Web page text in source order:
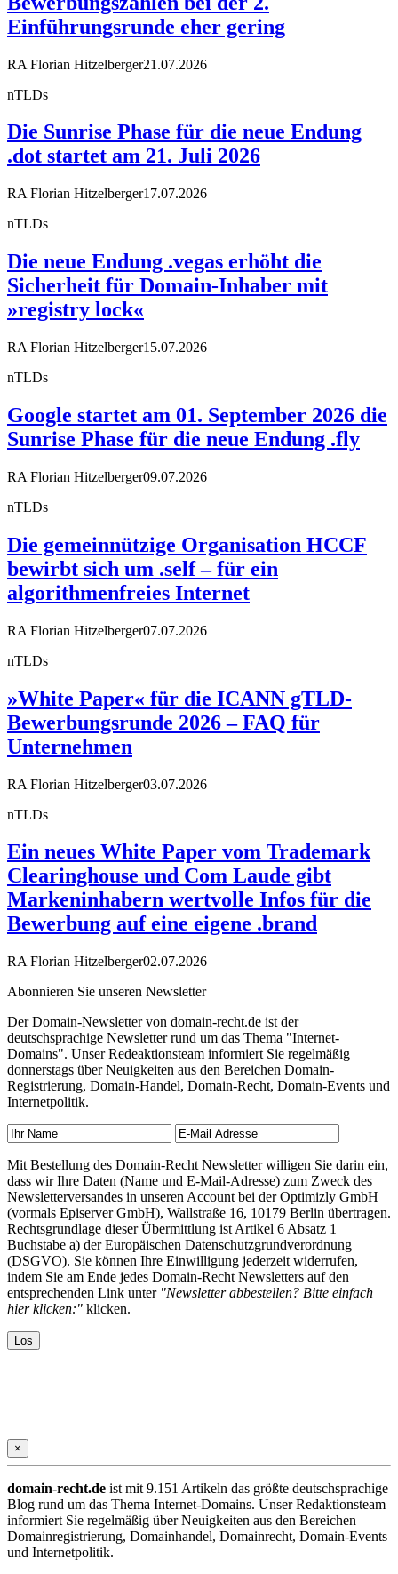
Einführungsrunde eher gering
RA Florian Hitzelberger21.07.2026
nTLDs
Die Sunrise Phase für die neue Endung
.dot startet am 21. Juli 2026
RA Florian Hitzelberger17.07.2026
nTLDs
Die neue Endung .vegas erhöht die
Sicherheit für Domain-Inhaber mit
»registry lock«
RA Florian Hitzelberger15.07.2026
nTLDs
Google startet am 01. September 2026 die
Sunrise Phase für die neue Endung .fly
RA Florian Hitzelberger09.07.2026
nTLDs
Die gemeinnützige Organisation HCCF
bewirbt sich um .self – für ein
algorithmenfreies Internet
RA Florian Hitzelberger07.07.2026
nTLDs
»White Paper« für die ICANN gTLD-
Bewerbungsrunde 2026 – FAQ für
Unternehmen
RA Florian Hitzelberger03.07.2026
nTLDs
Ein neues White Paper vom Trademark
Clearinghouse und Com Laude gibt
Markeninhabern wertvolle Infos für die
Bewerbung auf eine eigene .brand
RA Florian Hitzelberger02.07.2026
Abonnieren Sie unseren Newsletter
Der Domain-Newsletter von domain-recht.de ist der
deutschsprachige Newsletter rund um das Thema "Internet-
Domains". Unser Redeaktionsteam informiert Sie regelmäßig
donnerstags über Neuigkeiten aus den Bereichen Domain-
Registrierung, Domain-Handel, Domain-Recht, Domain-Events und
Internetpolitik.
Mit Bestellung des Domain-Recht Newsletter willigen Sie darin ein,
dass wir Ihre Daten (Name und E-Mail-Adresse) zum Zweck des
Newsletterversandes in unseren Account bei der Optimizly GmbH
(vormals Episerver GmbH), Wallstraße 16, 10179 Berlin übertragen.
Rechtsgrundlage dieser Übermittlung ist Artikel 6 Absatz 1
Buchstabe a) der Europäischen Datenschutzgrundverordnung
(DSGVO). Sie können Ihre Einwilligung jederzeit widerrufen,
indem Sie am Ende jedes Domain-Recht Newsletters auf den
entsprechenden Link unter "Newsletter abbestellen? Bitte einfach
hier klicken:" klicken.
×
domain-recht.de ist mit 9.151 Artikeln das größte deutschsprachige
Blog rund um das Thema Internet-Domains. Unser Redaktionsteam
informiert Sie regelmäßig über Neuigkeiten aus den Bereichen
Domainregistrierung, Domainhandel, Domainrecht, Domain-Events
und Internetpolitik.